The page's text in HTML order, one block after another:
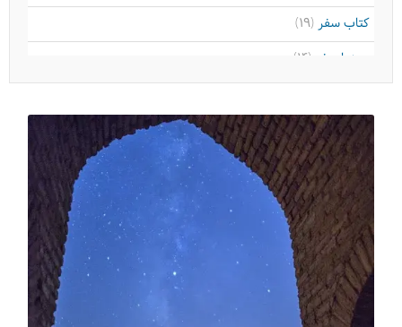
کتاب سفر(19)
سینما سفر (14)
تکنولوژی سفر(31)
اقامت‌گاه‌ها(74)
شکم‌گردی(64)
صنایع دستی(12)
مجله دالاهو(217)
مسافرنیوز(55)